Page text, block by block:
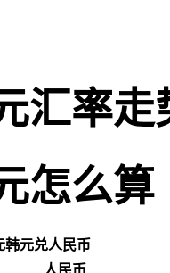
汇率走
怎么算
韩元兑人民币
人民币